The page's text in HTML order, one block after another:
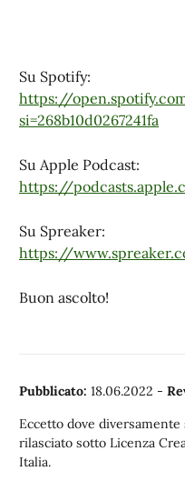
Su Spotify:
https://
si=268b10d0267241fa
Su Apple Podcast:
https://
Su Spreaker:
https://
Buon ascolto!
Pubblicato: 18.06.2022 -
Eccetto dove
rilasciato sotto Licenza
Italia.